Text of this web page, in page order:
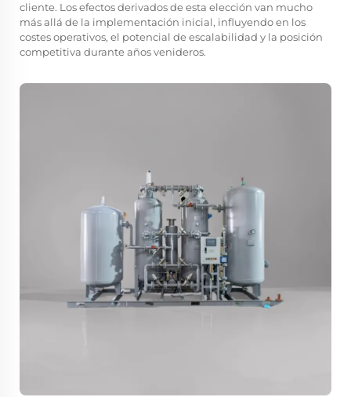
cliente. Los efectos derivados de esta elección van mucho
más allá de la implementación inicial, influyendo en los
costes operativos, el potencial de escalabilidad y la posición
competitiva durante años venideros.